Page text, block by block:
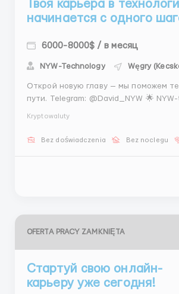
Твоя карьера в
начинается с одного
6000-8000$ / в месяц
NYW-Technology Węgry
Открой новую главу — мы поможем
пути. Telegram: @David_NYW 🌟 NYW-technology
одновременно формирует
Kryptowaluty
Bez doświadczenia Bez noclegu
OFERTA PRACY ZAMKNIĘTA
Стартуй свою онлайн-
карьеру уже сегодня!